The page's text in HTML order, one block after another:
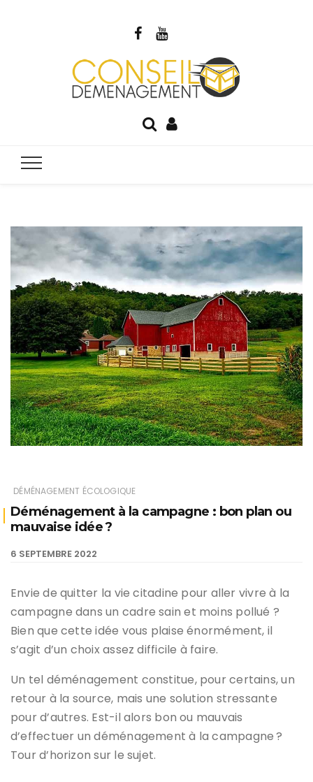
Votre guide du déménagement
DÉMÉNAGEMENT ÉCOLOGIQUE
Déménagement à la campagne : bon plan ou
mauvaise idée ?
6 SEPTEMBRE 2022
Envie de quitter la vie citadine pour aller vivre à la
campagne dans un cadre sain et moins pollué ?
Bien que cette idée vous plaise énormément, il
s’agit d’un choix assez difficile à faire.
Un tel déménagement constitue, pour certains, un
retour à la source, mais une solution stressante
pour d’autres. Est-il alors bon ou mauvais
d’effectuer un déménagement à la campagne ?
Tour d’horizon sur le sujet.